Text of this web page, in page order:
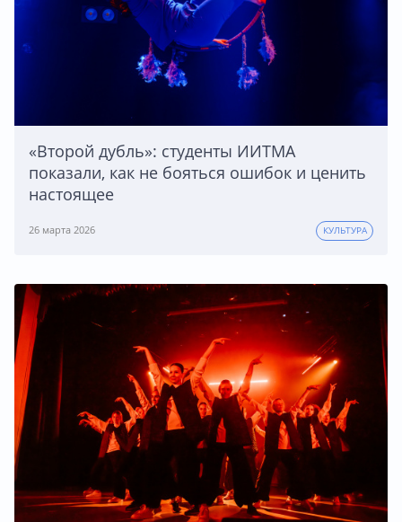
«Второй дубль»: студенты ИИТМА
показали, как не бояться ошибок и ценить
настоящее
26 марта 2026 КУЛЬТУРА